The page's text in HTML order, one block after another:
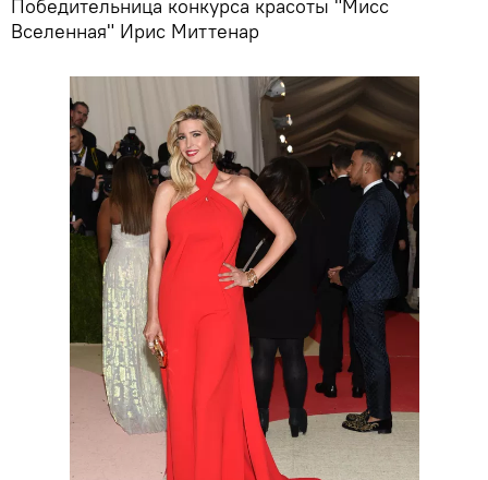
Победительница конкурса красоты "Мисс
Вселенная" Ирис Миттенар